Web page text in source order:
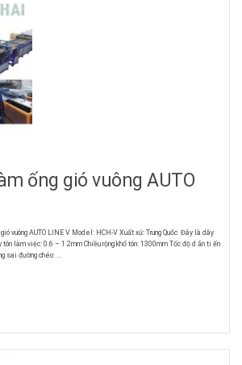
ống gió vuông AUTO
gió vuông AUTO LINE V Model: HCH-V Xuất xứ: Trung Quốc Đây là dây
tôn làm việc: 0.6 – 1.2mm Chiều rộng khổ tôn: 1300mm Tốc độ d ẫn ti ến
sai đường chéo: ...